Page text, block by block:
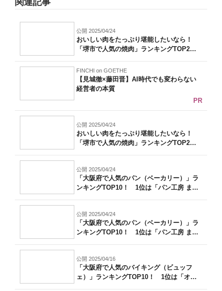
公開 2025/04/24
おいしい肉をたっぷり堪能したいなら！
「堺市で人気の焼肉」ランキングTOP2
FINCHI on GOETHE
【見城徹×藤田晋】AI時代でも変わらない
経営者の本質
PR
公開 2025/04/24
おいしい肉をたっぷり堪能したいなら！
「堺市で人気の焼肉」ランキングTOP2
公開 2025/04/24
「大阪府で人気のパン（ベーカリー）」ラ
ンキングTOP10！ 1位は「パン工房 ま...
公開 2025/04/24
「大阪府で人気のパン（ベーカリー）」ラ
ンキングTOP10！ 1位は「パン工房 ま...
公開 2025/04/16
「大阪府で人気のバイキング（ビュッフ
ェ）」ランキングTOP10！ 1位は「オー